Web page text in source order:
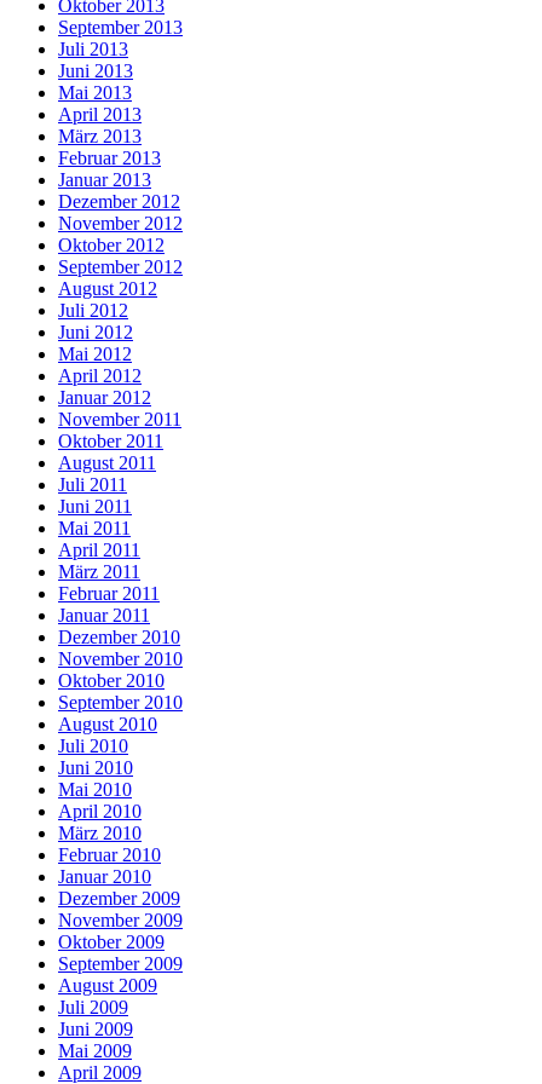
Oktober 2013
September 2013
Juli 2013
Juni 2013
Mai 2013
April 2013
März 2013
Februar 2013
Januar 2013
Dezember 2012
November 2012
Oktober 2012
September 2012
August 2012
Juli 2012
Juni 2012
Mai 2012
April 2012
Januar 2012
November 2011
Oktober 2011
August 2011
Juli 2011
Juni 2011
Mai 2011
April 2011
März 2011
Februar 2011
Januar 2011
Dezember 2010
November 2010
Oktober 2010
September 2010
August 2010
Juli 2010
Juni 2010
Mai 2010
April 2010
März 2010
Februar 2010
Januar 2010
Dezember 2009
November 2009
Oktober 2009
September 2009
August 2009
Juli 2009
Juni 2009
Mai 2009
April 2009